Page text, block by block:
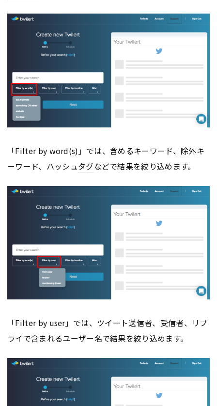
「Filter by word(s)」では、含めるキーワード、除外キ
ーワード、ハッシュタグなどで結果を絞り込めます。
「Filter by user」では、ツイート送信者、受信者、リプ
ライで含まれるユーザー名で結果を絞り込めます。